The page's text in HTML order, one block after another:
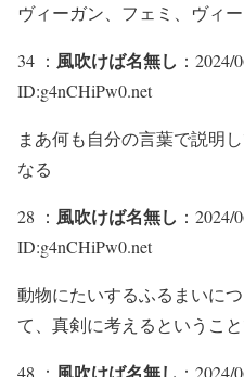
ヴィーガン、フェミ、ヴィ
34 ： 風吹けば名無し ：2024/
ID:g4nCHiPw0.net
まあ何も自分の言葉で説明
なる
28 ： 風吹けば名無し ：2024/
ID:g4nCHiPw0.net
動物にたいするふるまいに
て、真剣に考えるということ
48 ：
：2024/